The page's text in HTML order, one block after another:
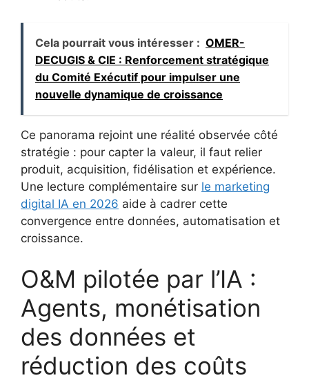
Cela pourrait vous intéresser : OMER-
DECUGIS & CIE : Renforcement stratégique
du Comité Exécutif pour impulser une
nouvelle dynamique de croissance
Ce panorama rejoint une réalité observée côté
stratégie : pour capter la valeur, il faut relier
produit, acquisition, fidélisation et expérience.
Une lecture complémentaire sur le marketing
digital IA en 2026 aide à cadrer cette
convergence entre données, automatisation et
croissance.
O&M pilotée par l’IA :
Agents, monétisation
des données et
réduction des coûts